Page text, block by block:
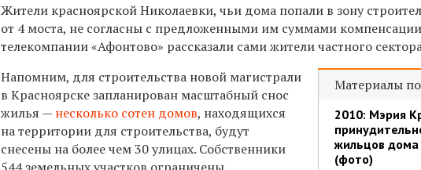
Жители красноярской Николаевки, чьи дома попали в зону
от 4 моста, не согласны с предложенными им суммами
телекомпании «Афонтово» рассказали сами жители частного
Материалы
2010: Мэрия
жильцов дома
(фото)
Напомним, для строительства новой магистрали
в Красноярске запланирован масштабный снос
жилья — несколько сотен домов, находящихся
на территории для строительства, будут
снесены на более чем 30 улицах. Собственники